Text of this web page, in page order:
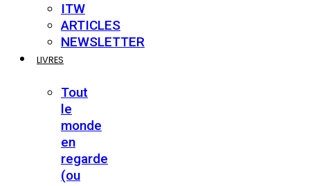
ITW
ARTICLES
NEWSLETTER
LIVRES
Tout
le
monde
en
regarde
(ou